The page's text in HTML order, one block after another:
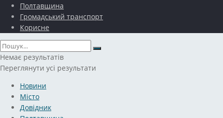
Полтавщина
Громадський транспорт
Корисне
Немає результатів
Переглянути усі результати
Новини
Місто
Довідник